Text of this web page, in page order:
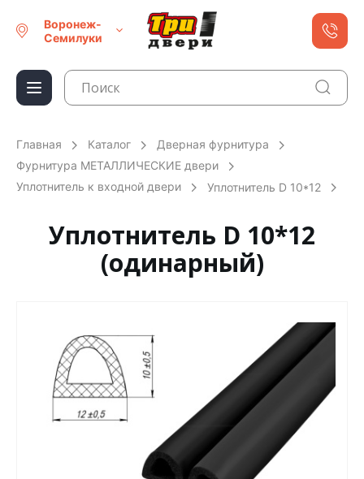
Воронеж-
Семилуки
Главная Каталог
Дверная фурнитура
Фурнитура МЕТАЛЛИЧЕСКИЕ двери
Уплотнитель к входной двери
Уплотнитель D 10*12
Уплотнитель D 10*12
(одинарный)